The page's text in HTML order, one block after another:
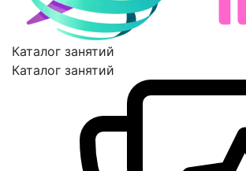
Каталог занятий
Каталог занятий